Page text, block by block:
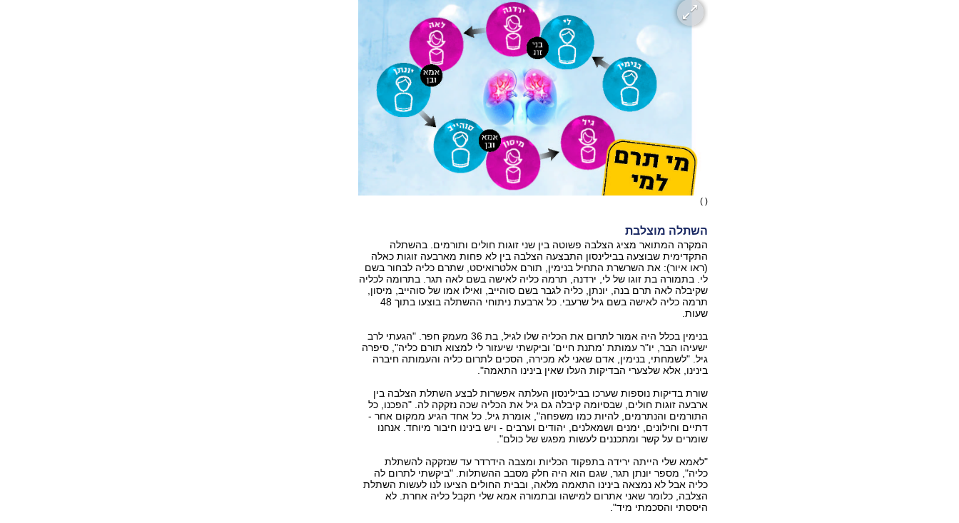
( )
השתלה מוצלבת
המקרה המתואר מציג הצלבה פשוטה בין שני זוגות חולים ותורמים. בהשתלה
התקדימית שבוצעה בבילינסון התבצעה הצלבה בין לא פחות מארבעה זוגות כאלה
(ראו איור): את השרשרת התחיל בנימין, תורם אלטרואיסט, שתרם כליה לבחור בשם
לי. בתמורה בת זוגו של לי, ירדנה, תרמה כליה לאישה בשם לאה תגר. בתרומה לכליה
שקיבלה לאה תרם בנה, יונתן, כליה לגבר בשם סוהייב, ואילו אמו של סוהייב, מיסון,
תרמה כליה לאישה בשם גיל שרעבי. כל ארבעת ניתוחי ההשתלה בוצעו בתוך 48
שעות.
בנימין בכלל היה אמור לתרום את הכליה שלו לגיל, בת 36 מעמק חפר. "הגעתי לרב
ישעיהו הבר, יו"ר עמותת 'מתנת חיים' וביקשתי שיעזור לי למצוא תורם כליה", סיפרה
גיל. "לשמחתי, בנימין, אדם שאני לא מכירה, הסכים לתרום כליה והעמותה חיברה
בינינו, אלא שלצערי הבדיקות העלו שאין בינינו התאמה".
שורת בדיקות נוספות שערכו בבילינסון העלתה אפשרות לבצע השתלת הצלבה בין
ארבעה זוגות חולים, שבסיומה קיבלה גם גיל את הכליה שכה נזקקה לה. "הפכנו, כל
התורמים והנתרמים, להיות כמו משפחה", אומרת גיל. כל אחד הגיע ממקום אחר -
דתיים וחילונים, ימנים ושמאלנים, יהודים וערבים - ויש בינינו חיבור מיוחד. אנחנו
שומרים על קשר ומתכננים לעשות מפגש של כולם".
"לאמא שלי הייתה ירידה בתפקוד הכליות ומצבה הידרדר עד שנזקקה להשתלת
כליה", מספר יונתן תגר, שגם הוא היה חלק מסבב ההשתלות. "ביקשתי לתרום לה
כליה אבל לא נמצאה בינינו התאמה מלאה, ובבית החולים הציעו לנו לעשות השתלת
הצלבה, כלומר שאני אתרום למישהו ובתמורה אמא שלי תקבל כליה אחרת. לא
היססתי והסכמתי מיד".